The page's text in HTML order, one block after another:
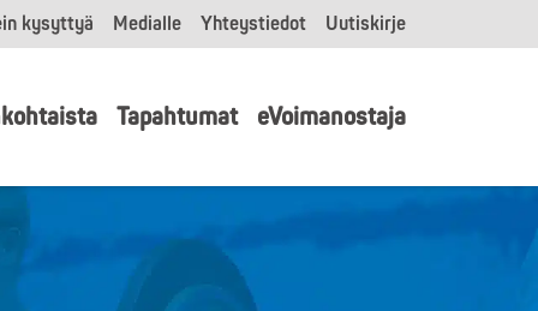
kysyttyä Medialle Yhteystiedot Uutiskirje
Tapahtumat eVoimanostaja